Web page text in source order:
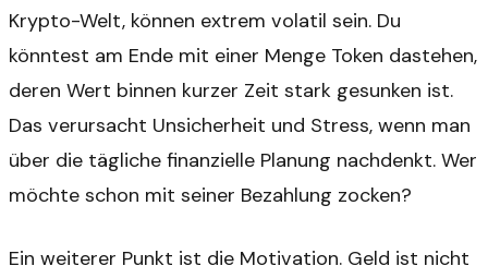
Krypto-Welt, können extrem volatil sein. Du
könntest am Ende mit einer Menge Token dastehen,
deren Wert binnen kurzer Zeit stark gesunken ist.
Das verursacht Unsicherheit und Stress, wenn man
über die tägliche finanzielle Planung nachdenkt. Wer
möchte schon mit seiner Bezahlung zocken?
Ein weiterer Punkt ist die Motivation. Geld ist nicht